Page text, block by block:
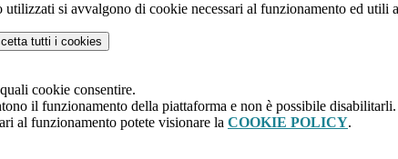
utilizzati si avvalgono di cookie necessari al funzionamento ed utili
tutti i cookies
cookie consentire.
il funzionamento della piattaforma e non è possibile disabilitarli.
al funzionamento potete visionare la COOKIE POLICY.